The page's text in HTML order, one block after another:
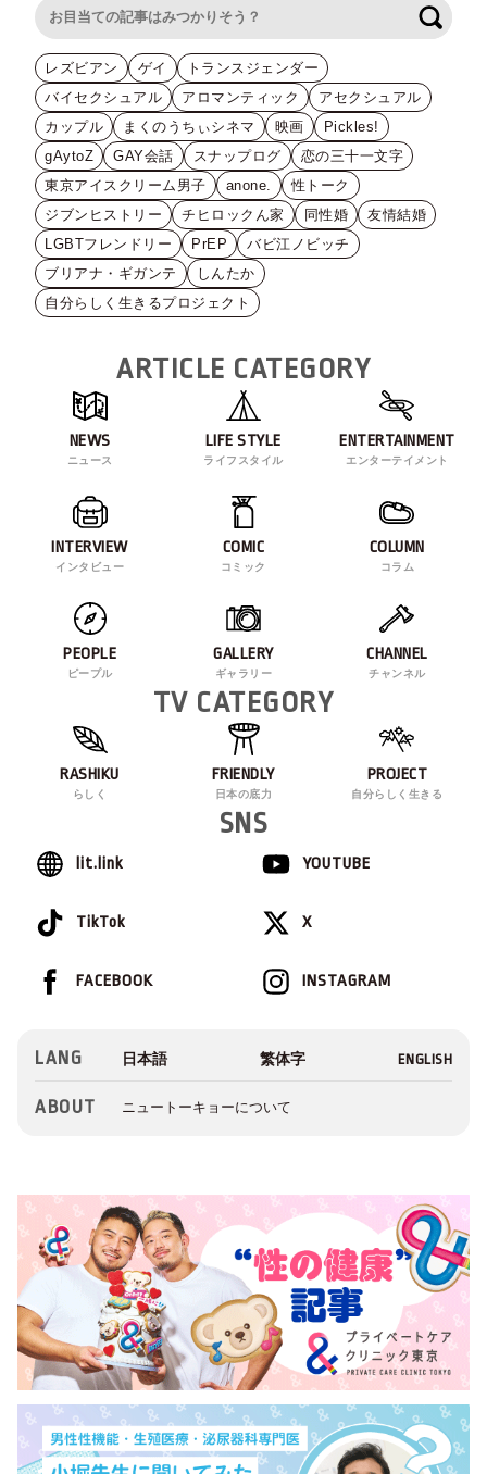
レズビアン ゲイ
トランスジェンダー
バイセクシュアル
アロマンティック
アセクシュアル
カップル
まくのうちぃシネマ 映画
Pickles!
gAytoZ
GAY会話 スナップログ
恋の三十一文字
東京アイスクリーム男子
anone.
性トーク
ジブンヒストリー
チヒロックん家 同性婚
友情結婚
LGBTフレンドリー
PrEP
バビ江ノビッチ
ブリアナ・ギガンテ
しんたか
自分らしく生きるプロジェクト
ARTICLE CATEGORY
NEWS
ニュース
LIFE STYLE
ライフスタイル
ENTERTAINMENT
エンターテイメント
INTERVIEW
インタビュー
COMIC
コミック
COLUMN
コラム
PEOPLE
ピープル
GALLERY
ギャラリー
CHANNEL
チャンネル
TV CATEGORY
RASHIKU
らしく
FRIENDLY
日本の底力
PROJECT
自分らしく生きる
SNS
lit.link YOUTUBE
TikTok X
INSTAGRAM
FACEBOOK
LANG
ABOUT ニュートーキョーについて